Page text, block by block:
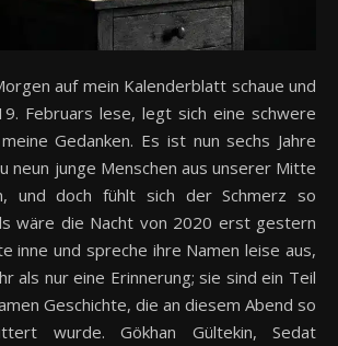
Februars lese, legt sich eine schwere
Gedanken. Es ist nun sechs Jahre
neun junge Menschen aus unserer Mitte
und doch fühlt sich der Schmerz so
wäre die Nacht von 2020 erst gestern
inne und spreche ihre Namen leise aus,
als nur eine Erinnerung; sie sind ein Teil
Geschichte, die an diesem Abend so
wurde. Gökhan Gültekin, Sedat